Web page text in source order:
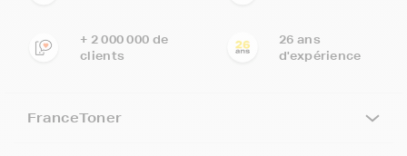
+ 2 000 000 de
clients
26 ans
d'expérience
FranceToner